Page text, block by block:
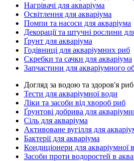
Нагрівачі для акваріума
Освітлення для акваріума
Помпи та насоси для акваріума
Декорації та штучні рослини
Ґрунт для акваріума
Годівниці для акваріумних риб
Скребки та сачки для акваріума
Запчастини для акваріумного
Догляд за водою та здоров'я риб
Тести для акваріумної води
Ліки та засоби від хвороб риб
Ґрунтові добрива для
Сіль для акваріума
Активоване вугілля для
Бактерії для акваріума
Кондиціонери для акваріумної
Засоби проти водоростей в